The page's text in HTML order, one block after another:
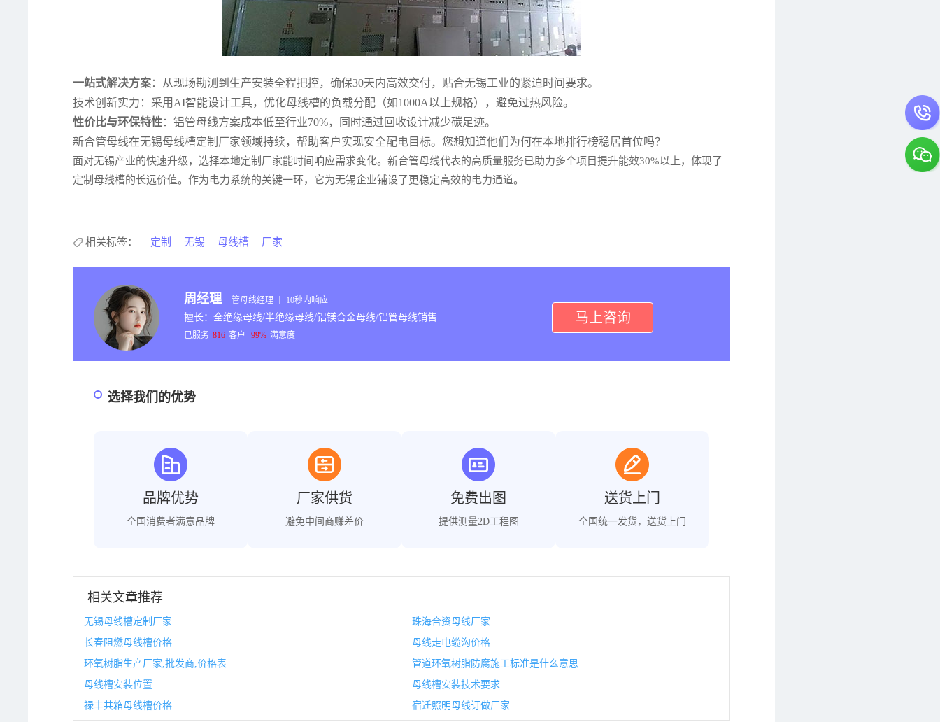
一站式解决方案：从现场勘测到生产安装全程把控，确保30天内高效交付，贴合无锡工业的紧迫时间要求。
技术创新实力：采用AI智能设计工具，优化母线槽的负载分配（如1000A以上规格），避免过热风险。
性价比与环保特性：铝管母线方案成本低至行业70%，同时通过回收设计减少碳足迹。
新合管母线在无锡母线槽定制厂家领域持续，帮助客户实现安全配电目标。您想知道他们为何在本地排行榜稳居首位吗？
面对无锡产业的快速升级，选择本地定制厂家能时间响应需求变化。新合管母线代表的高质量服务已助力多个项目提升能效30%以上，体现了
定制母线槽的长远价值。作为电力系统的关键一环，它为无锡企业铺设了更稳定高效的电力通道。
相关标签： 定制 无锡 母线槽 厂家
周经理 管母线经理 丨 10秒内响应
擅长：全绝缘母线/半绝缘母线/铝镁合金母线/铝管母线销售
已服务 816 客户 99% 满意度
马上咨询
选择我们的优势
品牌优势
全国消费者满意品牌
厂家供货
避免中间商赚差价
免费出图
提供测量2D工程图
送货上门
全国统一发货，送货上门
相关文章推荐
无锡母线槽定制厂家
珠海合资母线厂家
长春阻燃母线槽价格
母线走电缆沟价格
环氧树脂生产厂家,批发商,价格表
管道环氧树脂防腐施工标准是什么意思
母线槽安装位置
母线槽安装技术要求
禄丰共箱母线槽价格
宿迁照明母线订做厂家